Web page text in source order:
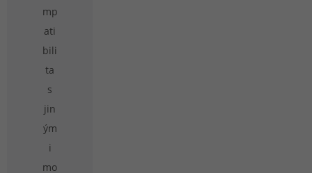
mp
ati
bili
ta
s
jin
ým
i
mo